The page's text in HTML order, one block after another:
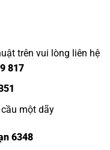
trên vui lòng liên hệ
817
một dãy
6348